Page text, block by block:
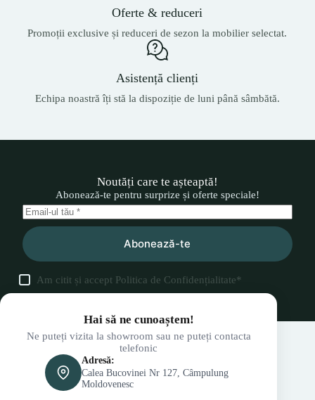
Oferte & reduceri
Promoții exclusive și reduceri de sezon la mobilier selectat.
Asistență clienți
Echipa noastră îți stă la dispoziție de luni până sâmbătă.
Noutăți care te așteaptă!
Abonează-te pentru surprize și oferte speciale!
Abonează-te
Am citit și accept Politica de Confidențialitate*
Hai să ne cunoaștem!
Ne puteți vizita la showroom sau ne puteți contacta
telefonic
Adresă:
Calea Bucovinei Nr 127, Câmpulung
Moldovenesc